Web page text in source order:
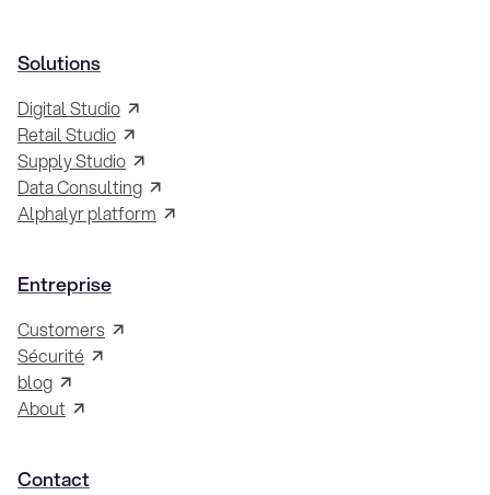
Solutions
Digital Studio
Retail Studio
Supply Studio
Data Consulting
Alphalyr platform
Entreprise
Customers
Sécurité
blog
About
Contact